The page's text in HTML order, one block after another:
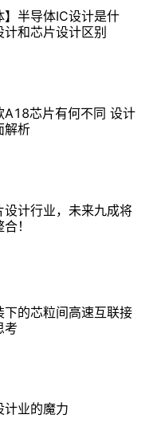
】半导体IC设计是什
计和芯片设计区别
A18芯片有何不同 设计
解析
设计行业，未来九成将
！
下的芯粒间高速互联接
考
计业的魔力